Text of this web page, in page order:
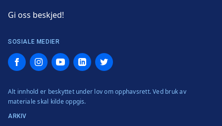
Gi oss beskjed!
SOSIALE MEDIER
FacebookInstagramYouTubeLinkedInTwitter
Alt innhold er beskyttet under lov om opphavsrett. Ved bruk av
materiale skal kilde oppgis.
ARKIV